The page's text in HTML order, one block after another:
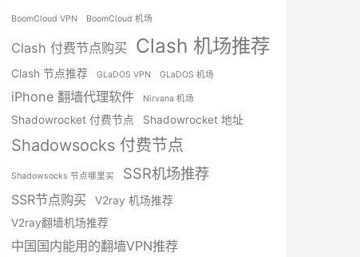
BoomCloud VPN BoomCloud 机场
Clash 付费节点购买 Clash 机场推荐
Clash 节点推荐 GLaDOS VPN GLaDOS 机场
iPhone 翻墙代理软件 Nirvana 机场
Shadowrocket 付费节点 Shadowrocket 地址
Shadowsocks 付费节点
Shadowsocks 节点哪里买 SSR机场推荐
SSR节点购买
V2ray 机场推荐
V2ray翻墙机场推荐
中国国内能用的翻墙VPN推荐